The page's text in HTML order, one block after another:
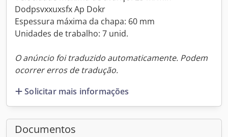
Dodpsvxxuxsfx Ap Dokr
Espessura máxima da chapa: 60 mm
Unidades de trabalho: 7 unid.
O anúncio foi traduzido automaticamente. Podem
ocorrer erros de tradução.
Solicitar mais informações
Documentos